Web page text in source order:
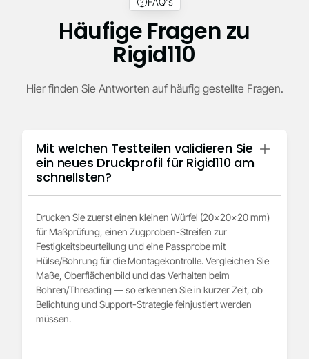
Häufige Fragen zu
Rigid110
Hier finden Sie Antworten auf häufig gestellte Fragen.
Mit welchen Testteilen validieren Sie
ein neues Druckprofil für Rigid110 am
schnellsten?
Drucken Sie zuerst einen kleinen Würfel (20×20×20 mm)
für Maßprüfung, einen Zugproben-Streifen zur
Festigkeitsbeurteilung und eine Passprobe mit
Hülse/Bohrung für die Montagekontrolle. Vergleichen Sie
Maße, Oberflächenbild und das Verhalten beim
Bohren/Threading — so erkennen Sie in kurzer Zeit, ob
Belichtung und Support-Strategie feinjustiert werden
müssen.